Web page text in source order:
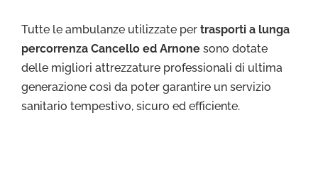
Tutte le ambulanze utilizzate per trasporti a lunga
percorrenza Cancello ed Arnone sono dotate
delle migliori attrezzature professionali di ultima
generazione così da poter garantire un servizio
sanitario tempestivo, sicuro ed efficiente.